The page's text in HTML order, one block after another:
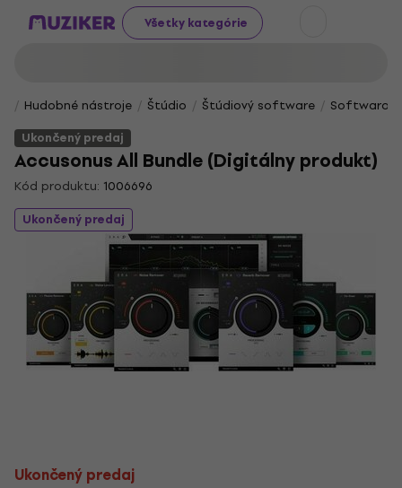
Všetky kategórie
Hudobné nástroje Štúdio Štúdiový software
Ukončený predaj
Accusonus All Bundle (Digitálny produkt)
Kód produktu: 1006696
Ukončený predaj
Ukončený predaj